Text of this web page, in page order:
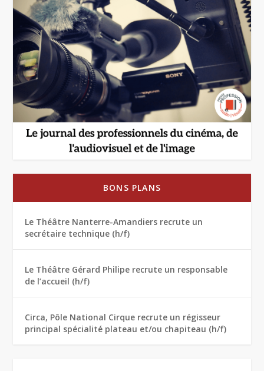
BONS PLANS
Le Théâtre Nanterre-Amandiers recrute un
secrétaire technique (h/f)
Le Théâtre Gérard Philipe recrute un responsable
de l’accueil (h/f)
Circa, Pôle National Cirque recrute un régisseur
principal spécialité plateau et/ou chapiteau (h/f)